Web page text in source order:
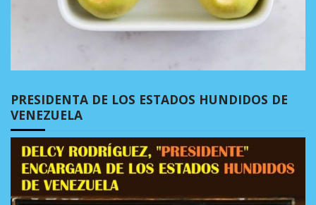
PRESIDENTA DE LOS ESTADOS HUNDIDOS DE
VENEZUELA